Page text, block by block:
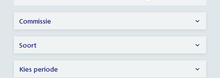
Commissie
Soort
Kies periode